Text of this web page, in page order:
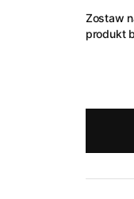
Zostaw
produkt